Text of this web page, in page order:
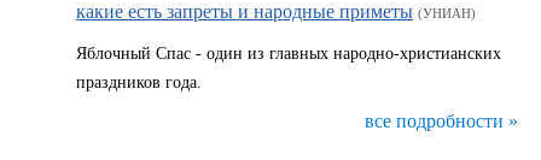
какие есть запреты и народные приметы (УНИАН)
Яблочный Спас - один из главных народно-христианских
праздников года.
все подробности »